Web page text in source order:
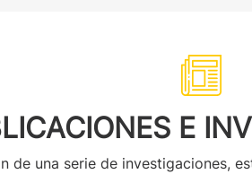
E
de una serie de investigaciones,